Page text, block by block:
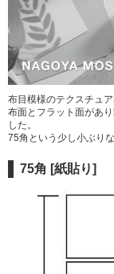
布目模様のテクスチュ
布面とフラット面があ
した。
75角という少し小ぶり
75角 [紙貼り]